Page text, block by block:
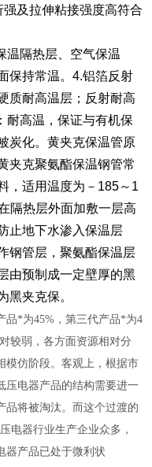
及拉伸粘接强度高符合
隔热层、空气保温
保持常温。4.铝箔反射
质耐高温层；反射耐高
耐高温，保证与有机保
炭化。黄夹克保温管原
夹克聚氨酯保温钢管常
，适用温度为－185～1
隔热层外面加敷一层高
止地下水渗入保温层
钢管层，聚氨酯保温层
由预制成一定壁厚的黑
黑夹克保。
品*为45%，第三代产品*为4
较弱，各方面资源相对分
模仿阶段。客观上，根据市
压电器产品的结构需要进一
品将被淘汰。而这个过渡的
电器行业生产企业众多，
器产品已处于微利状